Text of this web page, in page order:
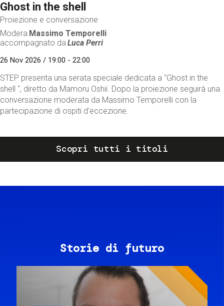
Ghost in the shell
Proiezione e conversazione
Modera Massimo Temporelli
accompagnato da Luca Perri
26 Nov 2026 / 19:00 - 22:00
STEP presenta una serata speciale dedicata a "Ghost in the
shell ", diretto da Mamoru Oshii. Dopo la proiezione seguirà una
conversazione moderata da Massimo Temporelli con la
partecipazione di ospiti d'eccezione.
Scopri tutti i titoli
Storie di futuro